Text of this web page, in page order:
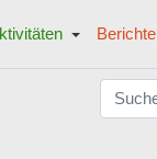
Berichte
Suchen